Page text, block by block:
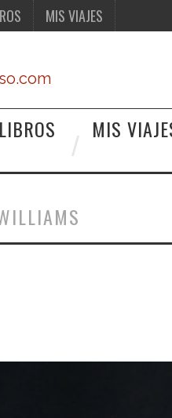
MIS VIAJES
MIS